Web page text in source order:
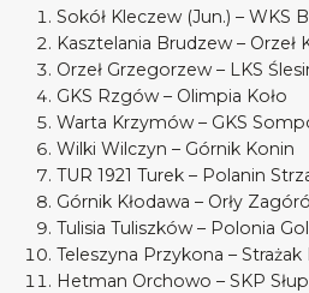
Sokół Kleczew (Jun.) – WKS
Kasztelania Brudzew – Orzeł
Orzeł Grzegorzew – LKS
GKS Rzgów – Olimpia Koło
Warta Krzymów – GKS
Wilki Wilczyn – Górnik Konin
TUR 1921 Turek – Polanin
Górnik Kłodawa – Orły
Tulisia Tuliszków – Polonia
Teleszyna Przykona –
Hetman Orchowo – SKP